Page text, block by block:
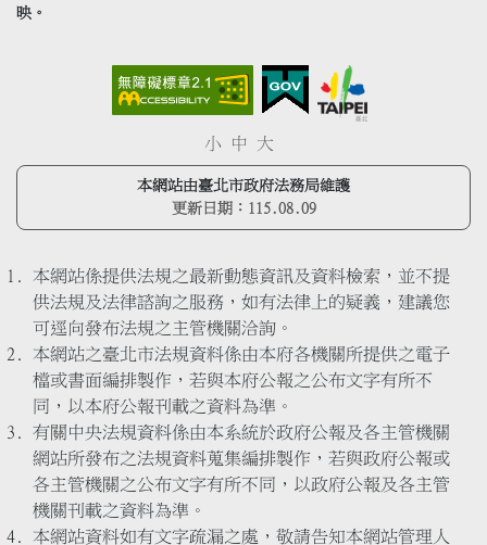
映。
小 中 大
本網站由臺北市政府法務局維護
更新日期： 115.08.09
本網站係提供法規之最新動態資訊及資料檢索，並不提
供法規及法律諮詢之服務，如有法律上的疑義，建議您
可逕向發布法規之主管機關洽詢。
本網站之臺北市法規資料係由本府各機關所提供之電子
檔或書面編排製作，若與本府公報之公布文字有所不
同，以本府公報刊載之資料為準。
有關中央法規資料係由本系統於政府公報及各主管機關
網站所發布之法規資料蒐集編排製作，若與政府公報或
各主管機關之公布文字有所不同，以政府公報及各主管
機關刊載之資料為準。
本網站資料如有文字疏漏之處，敬請告知本網站管理人